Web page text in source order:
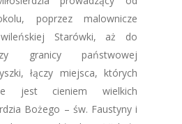
poprzez malownicze
Starówki, aż do
granicy państwowej
łączy miejsca, których
jest cieniem wielkich
Bożego – św. Faustyny i